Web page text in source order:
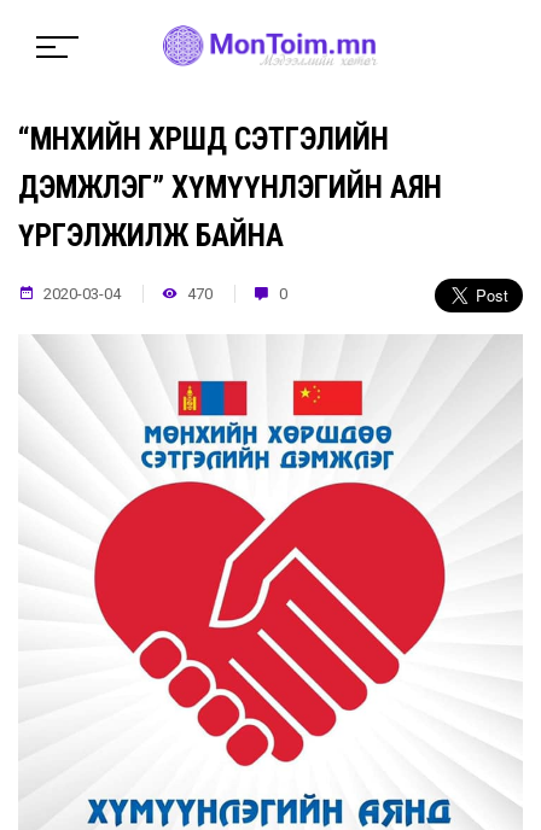
“МӨНХИЙН ХӨРШДӨӨ СЭТГЭЛИЙН
ДЭМЖЛЭГ” ХҮМҮҮНЛЭГИЙН АЯН
ҮРГЭЛЖИЛЖ БАЙНА
2020-03-04 470 0